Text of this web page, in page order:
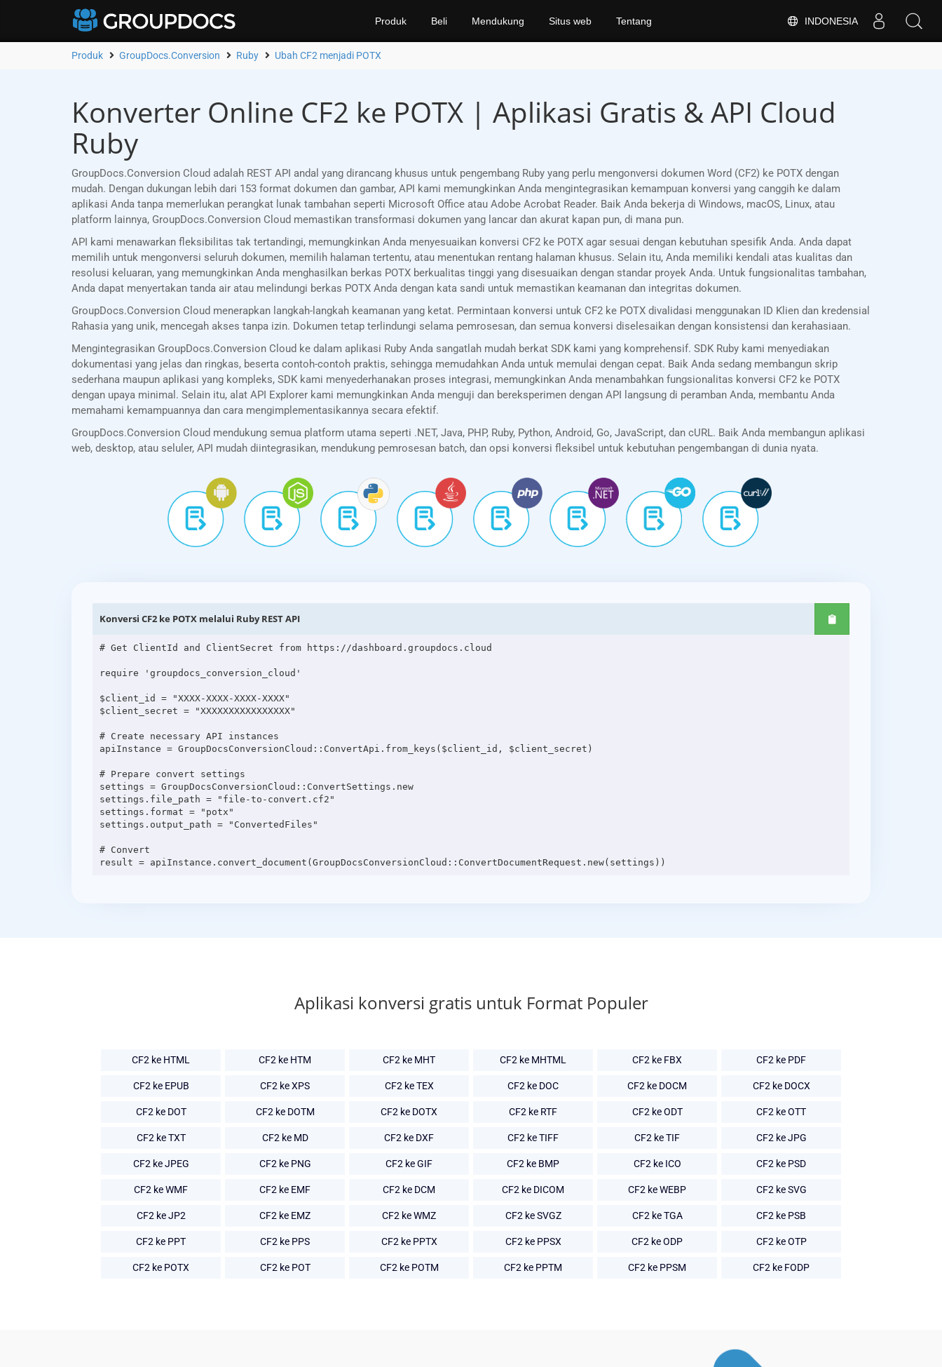
INDONESIA
Produk Beli Mendukung Situs web Tentang
Produk GroupDocs.Conversion Ruby Ubah CF2 menjadi POTX
Konverter Online CF2 ke POTX | Aplikasi Gratis & API Cloud
Ruby
GroupDocs.Conversion Cloud adalah REST API andal yang dirancang khusus untuk pengembang Ruby yang perlu mengonversi dokumen Word (CF2) ke POTX dengan
mudah. Dengan dukungan lebih dari 153 format dokumen dan gambar, API kami memungkinkan Anda mengintegrasikan kemampuan konversi yang canggih ke dalam
aplikasi Anda tanpa memerlukan perangkat lunak tambahan seperti Microsoft Office atau Adobe Acrobat Reader. Baik Anda bekerja di Windows, macOS, Linux, atau
platform lainnya, GroupDocs.Conversion Cloud memastikan transformasi dokumen yang lancar dan akurat kapan pun, di mana pun.
API kami menawarkan fleksibilitas tak tertandingi, memungkinkan Anda menyesuaikan konversi CF2 ke POTX agar sesuai dengan kebutuhan spesifik Anda. Anda dapat
memilih untuk mengonversi seluruh dokumen, memilih halaman tertentu, atau menentukan rentang halaman khusus. Selain itu, Anda memiliki kendali atas kualitas dan
resolusi keluaran, yang memungkinkan Anda menghasilkan berkas POTX berkualitas tinggi yang disesuaikan dengan standar proyek Anda. Untuk fungsionalitas tambahan,
Anda dapat menyertakan tanda air atau melindungi berkas POTX Anda dengan kata sandi untuk memastikan keamanan dan integritas dokumen.
GroupDocs.Conversion Cloud menerapkan langkah-langkah keamanan yang ketat. Permintaan konversi untuk CF2 ke POTX divalidasi menggunakan ID Klien dan kredensial
Rahasia yang unik, mencegah akses tanpa izin. Dokumen tetap terlindungi selama pemrosesan, dan semua konversi diselesaikan dengan konsistensi dan kerahasiaan.
Mengintegrasikan GroupDocs.Conversion Cloud ke dalam aplikasi Ruby Anda sangatlah mudah berkat SDK kami yang komprehensif. SDK Ruby kami menyediakan
dokumentasi yang jelas dan ringkas, beserta contoh-contoh praktis, sehingga memudahkan Anda untuk memulai dengan cepat. Baik Anda sedang membangun skrip
sederhana maupun aplikasi yang kompleks, SDK kami menyederhanakan proses integrasi, memungkinkan Anda menambahkan fungsionalitas konversi CF2 ke POTX
dengan upaya minimal. Selain itu, alat API Explorer kami memungkinkan Anda menguji dan bereksperimen dengan API langsung di peramban Anda, membantu Anda
memahami kemampuannya dan cara mengimplementasikannya secara efektif.
GroupDocs.Conversion Cloud mendukung semua platform utama seperti .NET, Java, PHP, Ruby, Python, Android, Go, JavaScript, dan cURL. Baik Anda membangun aplikasi
web, desktop, atau seluler, API mudah diintegrasikan, mendukung pemrosesan batch, dan opsi konversi fleksibel untuk kebutuhan pengembangan di dunia nyata.
Konversi CF2 ke POTX melalui Ruby REST API
# Get ClientId and ClientSecret from https://dashboard.groupdocs.cloud
require 'groupdocs_conversion_cloud'
$client_id = "XXXX-XXXX-XXXX-XXXX"
$client_secret = "XXXXXXXXXXXXXXXX"
# Create necessary API instances
apiInstance = GroupDocsConversionCloud::ConvertApi.from_keys($client_id, $client_secret)
# Prepare convert settings
settings = GroupDocsConversionCloud::ConvertSettings.new
settings.file_path = "file-to-convert.cf2"
settings.format = "potx"
settings.output_path = "ConvertedFiles"
# Convert
Aplikasi konversi gratis untuk Format Populer
CF2 ke HTML CF2 ke HTM CF2 ke MHT CF2 ke MHTML CF2 ke FBX CF2 ke PDF
CF2 ke EPUB CF2 ke XPS CF2 ke TEX CF2 ke DOC CF2 ke DOCM CF2 ke DOCX
CF2 ke DOT CF2 ke DOTM CF2 ke DOTX CF2 ke RTF CF2 ke ODT CF2 ke OTT
CF2 ke TXT CF2 ke MD CF2 ke DXF CF2 ke TIFF CF2 ke TIF CF2 ke JPG
CF2 ke JPEG CF2 ke PNG CF2 ke GIF CF2 ke BMP CF2 ke ICO CF2 ke PSD
CF2 ke WMF CF2 ke EMF CF2 ke DCM CF2 ke DICOM CF2 ke WEBP CF2 ke SVG
CF2 ke JP2 CF2 ke EMZ CF2 ke WMZ CF2 ke SVGZ CF2 ke TGA CF2 ke PSB
CF2 ke PPT CF2 ke PPS CF2 ke PPTX CF2 ke PPSX CF2 ke ODP CF2 ke OTP
CF2 ke POTX CF2 ke POT CF2 ke POTM CF2 ke PPTM CF2 ke PPSM CF2 ke FODP